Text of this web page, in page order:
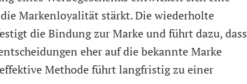
Markenloyalität stärkt. Die wiederholte
die Bindung zur Marke und führt dazu, dass
eher auf die bekannte Marke
Methode führt langfristig zu einer